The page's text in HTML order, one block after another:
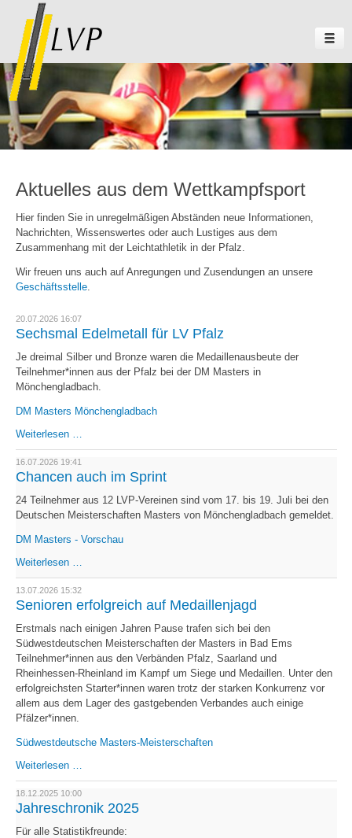
Aktuelles aus dem Wettkampfsport
Hier finden Sie in unregelmäßigen Abständen neue Informationen,
Nachrichten, Wissenswertes oder auch Lustiges aus dem
Zusammenhang mit der Leichtathletik in der Pfalz.
Wir freuen uns auch auf Anregungen und Zusendungen an unsere
Geschäftsstelle.
20.07.2026 16:07
Sechsmal Edelmetall für LV Pfalz
Je dreimal Silber und Bronze waren die Medaillenausbeute der
Teilnehmer*innen aus der Pfalz bei der DM Masters in
Mönchengladbach.
DM Masters Mönchengladbach
Weiterlesen …
LV
Pfalz
16.07.2026 19:41
Chancen auch im Sprint
24 Teilnehmer aus 12 LVP-Vereinen sind vom 17. bis 19. Juli bei den
Deutschen Meisterschaften Masters von Mönchengladbach gemeldet.
DM Masters - Vorschau
Weiterlesen …
im
Sprint
13.07.2026 15:32
Senioren erfolgreich auf Medaillenjagd
Erstmals nach einigen Jahren Pause trafen sich bei den
Südwestdeutschen Meisterschaften der Masters in Bad Ems
Teilnehmer*innen aus den Verbänden Pfalz, Saarland und
Rheinhessen-Rheinland im Kampf um Siege und Medaillen. Unter den
erfolgreichsten Starter*innen waren trotz der starken Konkurrenz vor
allem aus dem Lager des gastgebenden Verbandes auch einige
Pfälzer*innen.
Südwestdeutsche Masters-Meisterschaften
Weiterlesen …
auf
Medaillenjagd
18.12.2025 10:00
Jahreschronik 2025
Für alle Statistikfreunde: